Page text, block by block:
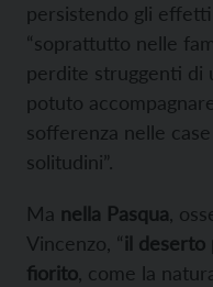
persistendo gli
“soprattutto nelle
perdite struggenti di
potuto
sofferenza nelle
solitudini”.
Ma nella Pasqua ,
Vincenzo, “il deserto
fiorito , come la